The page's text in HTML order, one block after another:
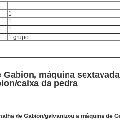
1
1
1
1 grupo
máquina
caixa da pedra
de Gabion/galvanizou a máquina de